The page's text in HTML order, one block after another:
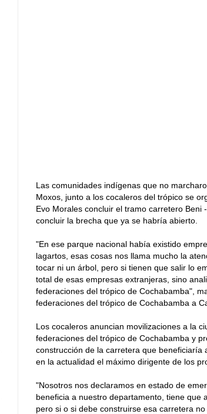
Las comunidades indígenas que no
Moxos, junto a los cocaleros del trópico se
Evo Morales concluir el tramo carretero
concluir la brecha que ya se habría abierto.
"En ese parque nacional había existido
lagartos, esas cosas nos llama mucho la
tocar ni un árbol, pero si tienen que salir lo
total de esas empresas extranjeras, sino
federaciones del trópico de Cochabamba",
federaciones del trópico de Cochabamba a
Los cocaleros anuncian movilizaciones a la
federaciones del trópico de Cochabamba y
construcción de la carretera que
en la actualidad el máximo dirigente de los
"Nosotros nos declaramos en estado de
beneficia a nuestro departamento, tiene que
pero si o si debe construirse esa carretera